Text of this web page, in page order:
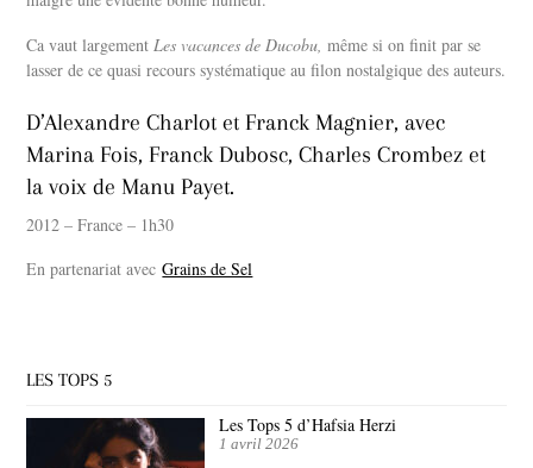
Ca vaut largement Les vacances de Ducobu, même si on finit par se
lasser de ce quasi recours systématique au filon nostalgique des auteurs.
D’Alexandre Charlot et Franck Magnier, avec
Marina Fois, Franck Dubosc, Charles Crombez et
la voix de Manu Payet.
2012 – France – 1h30
En partenariat avecGrains de Sel
LES TOPS 5
Les Tops 5 d’Hafsia Herzi
1 avril 2026